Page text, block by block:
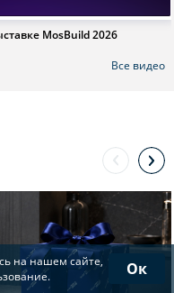
MosBuild 2026
Все видео
на нашем сайте,
Ок